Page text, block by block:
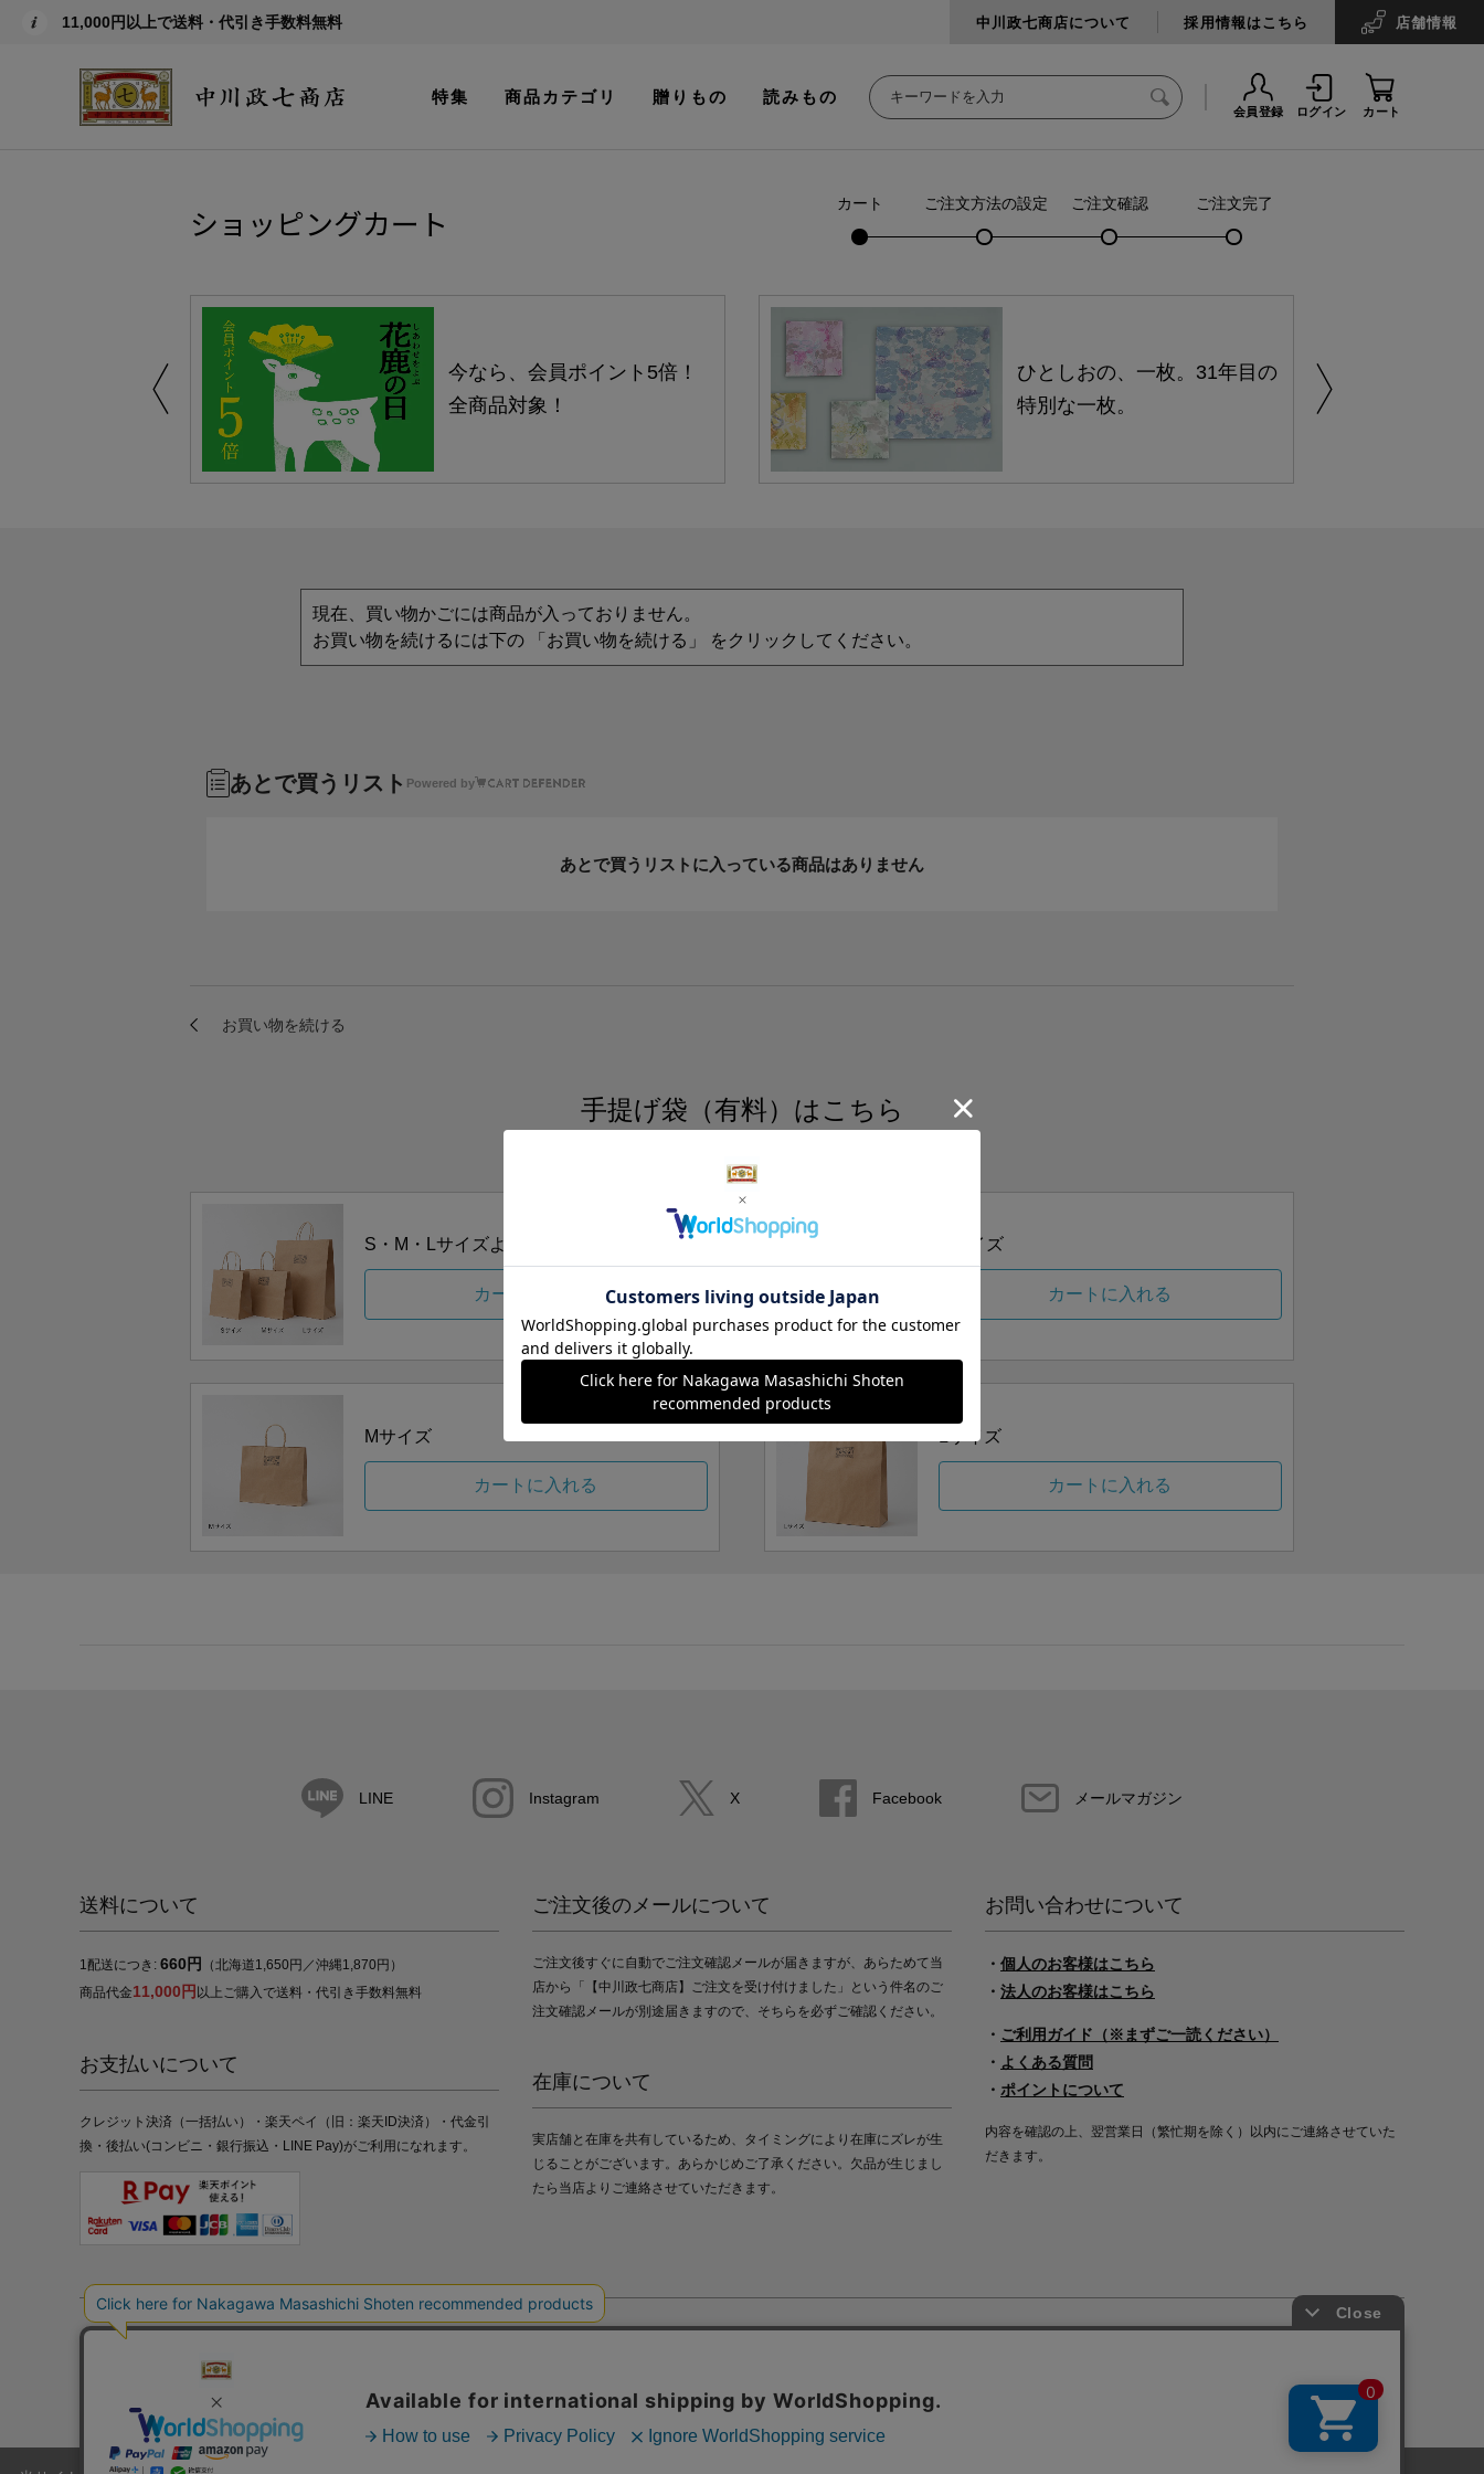
11,000円以上で送料・代引き手数料無料 中川政七商店について 採用情報はこちら 店舗情報
特集 商品カテゴリ 贈りもの 読みもの
会員登録 ログイン カート
ショッピングカート カート ご注文方法の設定 ご注文確認 ご注文完了
今なら、会員ポイント5倍！
全商品対象！
ひとしおの、一枚。31年目の
特別な一枚。
現在、買い物かごには商品が入っておりません。
お買い物を続けるには下の 「お買い物を続ける」 をクリックしてください。
あとで買うリスト Powered by
あとで買うリストに入っている商品はありません
手提げ袋（有料）はこちら
S・M・Lの3つサイズをご用意しております。
S・M・Lサイズより当店にお任せ
カートに入れる
Sサイズ
カートに入れる
Mサイズ
カートに入れる
Lサイズ
カートに入れる
LINE Instagram X Facebook メールマガジン
送料について
1配送につき: 660円
（北海道1,650円／沖縄1,870円）
商品代金11,000円 以上ご購入で送料・代引き手数料無料
お支払いについて
クレジット決済（一括払い）・楽天ペイ（旧：楽天ID決済）・代金引
換・後払い(コンビニ・銀行振込・LINE Pay)がご利用になれます。
ご注文後のメールについて
ご注文後すぐに自動でご注文確認メールが届きますが、あらためて当
店から「【中川政七商店】ご注文を受け付けました」という件名のご
注文確認メールが別途届きますので、そちらを必ずご確認ください。
在庫について
実店舗と在庫を共有しているため、タイミングにより在庫にズレが生
じることがございます。あらかじめご了承ください。欠品が生じまし
たら当店よりご連絡させていただきます。
お問い合わせについて
・ 個人のお客様はこちら
・ 法人のお客様はこちら
・ ご利用ガイド（※まずご一読ください）
・ よくある質問
・ ポイントについて
内容を確認の上、翌営業日（繁忙期を除く）以内にご連絡させていた
だきます。
プライバシーポリシー